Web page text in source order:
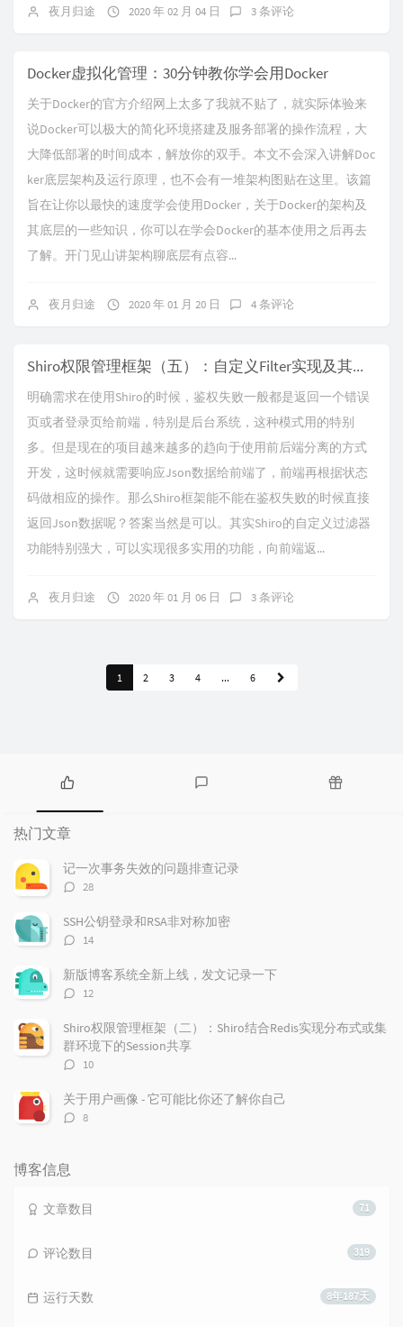
夜月归途 2020 年 02 月 04 日 3 条评论
Docker虚拟化管理：30分钟教你学会用Docker
关于Docker的官方介绍网上太多了我就不贴了，就实际体验来
说Docker可以极大的简化环境搭建及服务部署的操作流程，大
大降低部署的时间成本，解放你的双手。本文不会深入讲解Doc
ker底层架构及运行原理，也不会有一堆架构图贴在这里。该篇
旨在让你以最快的速度学会使用Docker，关于Docker的架构及
其底层的一些知识，你可以在学会Docker的基本使用之后再去
了解。开门见山讲架构聊底层有点容...
夜月归途 2020 年 01 月 20 日 4 条评论
Shiro权限管理框架（五）：自定义Filter实现及其问题排查记录
明确需求在使用Shiro的时候，鉴权失败一般都是返回一个错误
页或者登录页给前端，特别是后台系统，这种模式用的特别
多。但是现在的项目越来越多的趋向于使用前后端分离的方式
开发，这时候就需要响应Json数据给前端了，前端再根据状态
码做相应的操作。那么Shiro框架能不能在鉴权失败的时候直接
返回Json数据呢？答案当然是可以。其实Shiro的自定义过滤器
功能特别强大，可以实现很多实用的功能，向前端返...
夜月归途 2020 年 01 月 06 日 3 条评论
1 2 3 4 ... 6
热
门
文
章
论
热门文章
记一次事务失效的问题排查记录
评
数：
28
SSH公钥登录和RSA非对称加密
评
数：
14
新版博客系统全新上线，发文记录一下
评
数：
12
Shiro权限管理框架（二）：Shiro结合Redis实现分布式或集
群环境下的Session共享
评
数：
10
关于用户画像 - 它可能比你还了解你自己
评
8
博客信息
71
文章数目
319
评论数目
8年187天
运行天数